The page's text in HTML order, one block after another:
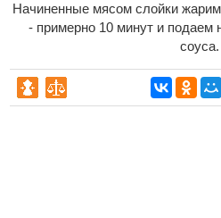
Начиненные мясом слойки
- примерно 10 минут и подаем
соуса.